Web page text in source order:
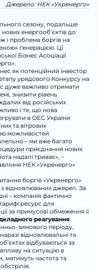
Джерело: НЕК «Укренерго»
сезону, подальше
енергооб’єктів до
і проблема боргів на
генерацією. Ці
Бізнес Асоціації
як потенційний інвестор
урядового Конкурсу на
дуже важливо отримати
знизити рівень
від російських
і те, що нова
в ОЕС України
та вітрових
можливостей
– ми вже багато
приєднання нових
надалі триває», –
НЕК «Укренерго»
боргів «Укренерго»
відновлюваних джерел. За
– компанія фактично
ресурс для
за примусові обмеження її
реагування.
зимового періоду,
відновлювальні та
відбуваються за
на ситуацію в
матимуть частота та